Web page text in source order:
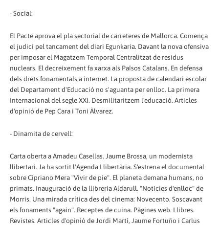
- Social:
El Pacte aprova el pla sectorial de carreteres de Mallorca. Comença
el judici pel tancament del diari Egunkaria. Davant la nova ofensiva
per imposar el Magatzem Temporal Centralitzat de residus
nuclears. El decreixement fa xarxa als Països Catalans. En defensa
dels drets fonamentals a internet. La proposta de calendari escolar
del Departament d'Educació no s'aguanta per enlloc. La primera
Internacional del segle XXI. Desmilitaritzem l'educació. Articles
d'opinió de Pep Cara i Toni Àlvarez.
- Dinamita de cervell:
Carta oberta a Amadeu Casellas. Jaume Brossa, un modernista
llibertari. Ja ha sortit l'Agenda Llibertària. S'estrena el documental
sobre Cipriano Mera "Vivir de pie". El planeta demana humans, no
primats. Inauguració de la llibreria Aldarull. "Notícies d'enlloc" de
Morris. Una mirada crítica des del cinema: Novecento. Soscavant
els fonaments "again". Receptes de cuina. Pàgines web. Llibres.
Revistes. Articles d'opinió de Jordi Martí, Jaume Fortuño i Carlus